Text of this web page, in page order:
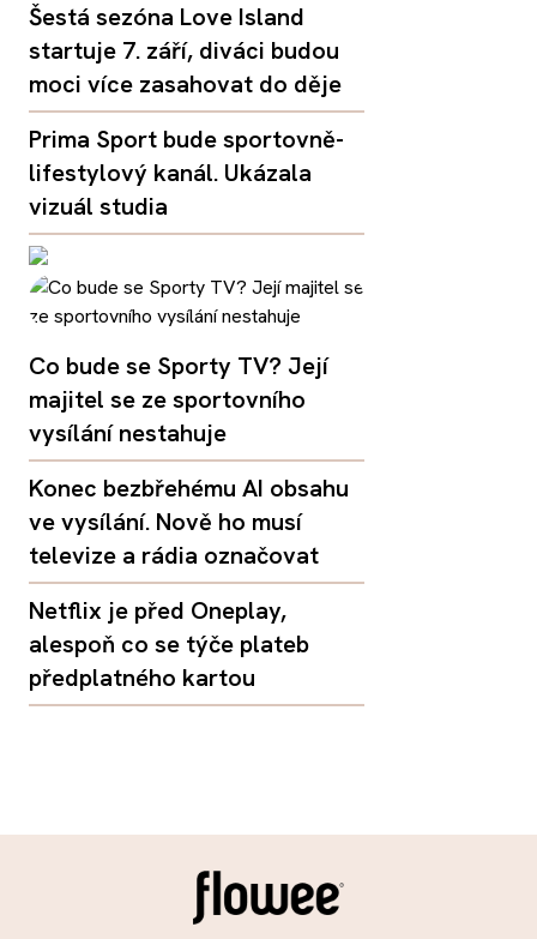
Šestá sezóna Love Island
startuje 7. září, diváci budou
moci více zasahovat do děje
Prima Sport bude sportovně-
lifestylový kanál. Ukázala
vizuál studia
Co bude se Sporty TV? Její
majitel se ze sportovního
vysílání nestahuje
Konec bezbřehému AI obsahu
ve vysílání. Nově ho musí
televize a rádia označovat
Netflix je před Oneplay,
alespoň co se týče plateb
předplatného kartou